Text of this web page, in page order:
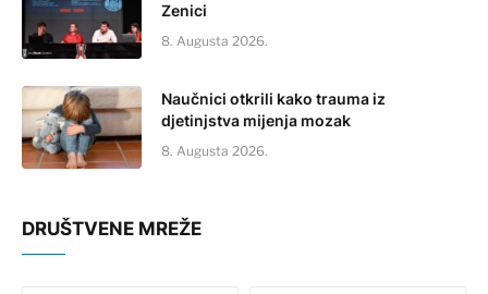
Zenici
8. Augusta 2026.
Naučnici otkrili kako trauma iz
djetinjstva mijenja mozak
8. Augusta 2026.
DRUŠTVENE MREŽE